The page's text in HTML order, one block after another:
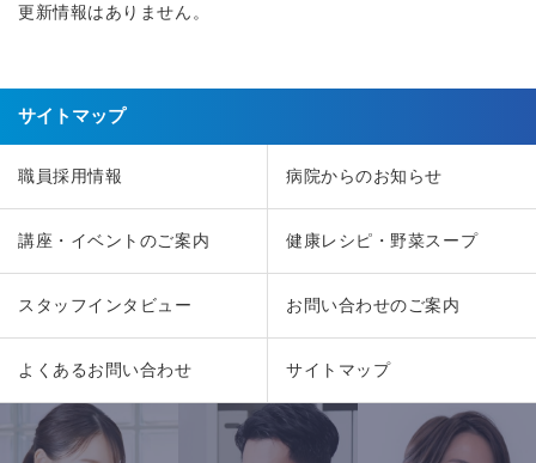
更新情報はありません。
サイトマップ
職員採用情報 病院からのお知らせ
講座・イベントのご案内 健康レシピ・野菜スープ
スタッフインタビュー お問い合わせのご案内
よくあるお問い合わせ サイトマップ